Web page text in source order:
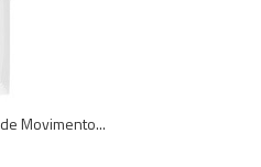
Movimento...